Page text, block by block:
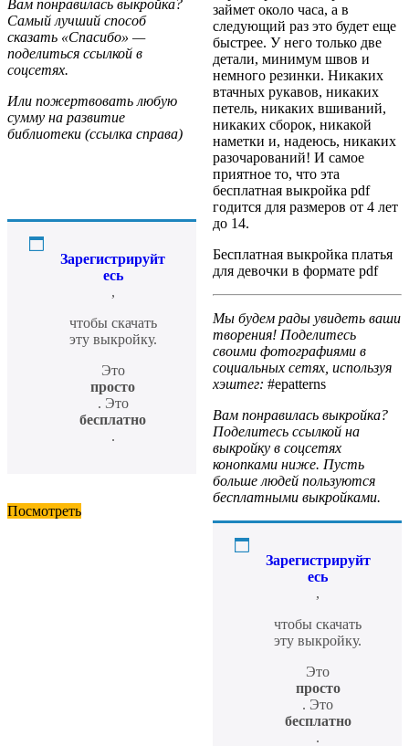
Вам понравилась выкройка?
Самый лучший способ
сказать «Спасибо» —
поделиться ссылкой в
соцсетях.
Или пожертвовать любую
сумму на развитие
библиотеки (ссылка справа)
Зарегистрируйт
есь
,
чтобы скачать
эту выкройку.
Это
просто
. Это
бесплатно
.
Посмотреть
займет около часа, а в
следующий раз это будет еще
быстрее. У него только две
детали, минимум швов и
немного резинки. Никаких
втачных рукавов, никаких
петель, никаких вшиваний,
никаких сборок, никакой
наметки и, надеюсь, никаких
разочарований! И самое
приятное то, что эта
бесплатная выкройка pdf
годится для размеров от 4 лет
до 14.
Бесплатная выкройка платья
для девочки в формате pdf
Мы будем рады увидеть ваши
творения! Поделитесь
своими фотографиями в
социальных сетях, используя
хэштег: #epatterns
Вам понравилась выкройка?
Поделитесь ссылкой на
выкройку в соцсетях
конопками ниже. Пусть
больше людей пользуются
бесплатными выкройками.
Зарегистрируйт
есь
,
чтобы скачать
эту выкройку.
Это
просто
. Это
бесплатно
.